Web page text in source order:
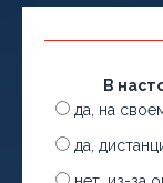
В
да, на
да,